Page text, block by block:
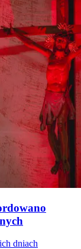
dniach